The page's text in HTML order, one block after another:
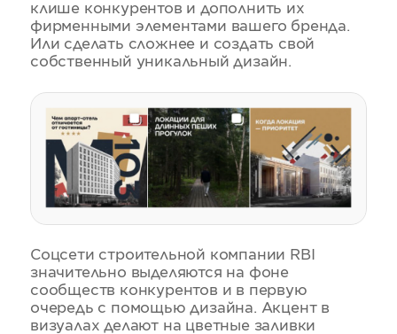
клише конкурентов и дополнить их
фирменными элементами вашего бренда.
Или сделать сложнее и создать свой
собственный уникальный дизайн.
Соцсети строительной компании RBI
значительно выделяются на фоне
сообществ конкурентов и в первую
очередь с помощью дизайна. Акцент в
визуалах делают на цветные заливки